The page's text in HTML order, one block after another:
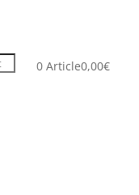
0 Article0,00€